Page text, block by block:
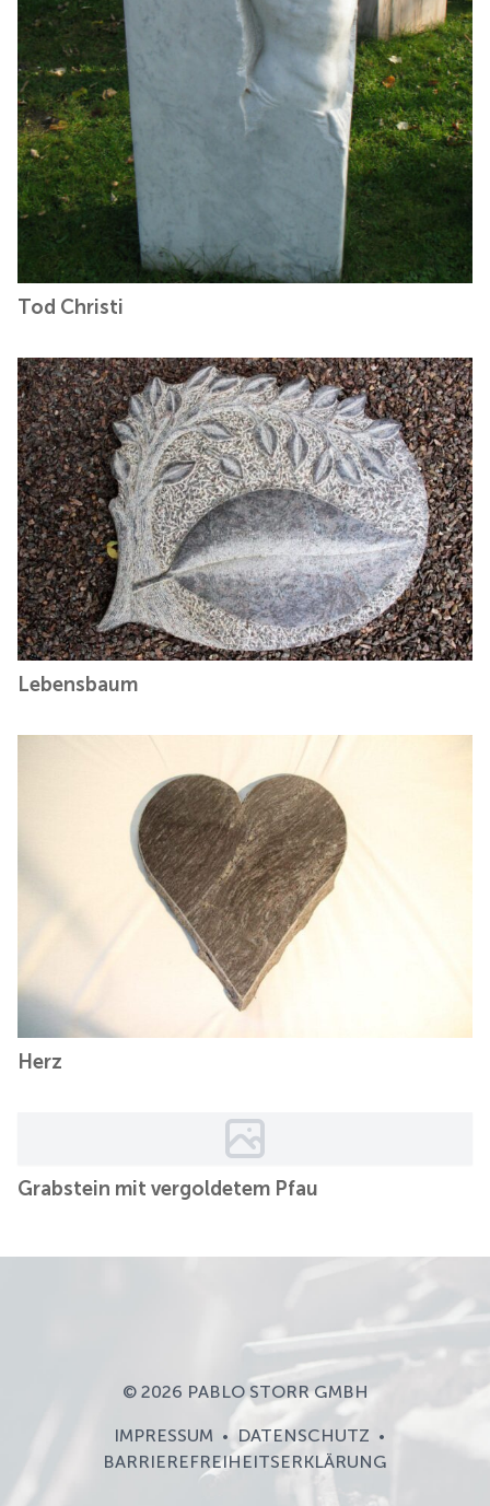
Tod Christi
Lebensbaum
Herz
Grabstein mit vergoldetem Pfau
© 2026 PABLO STORR GMBH
IMPRESSUM • DATENSCHUTZ •
BARRIEREFREIHEITSERKLÄRUNG